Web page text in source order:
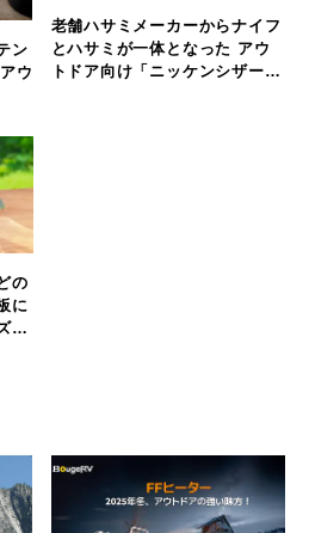
ン
ウ
老舗ハサミメーカーからナイフ
とハサミが一体となった アウ
トドア向け「ニッケンシザーナ
の
に